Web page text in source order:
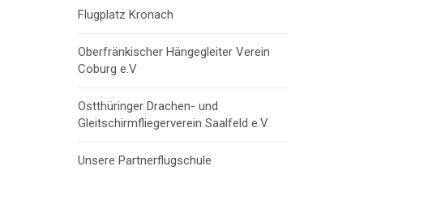
Flugplatz Kronach
Oberfränkischer Hängegleiter Verein
Coburg e.V
Ostthüringer Drachen- und
Gleitschirmfliegerverein Saalfeld e.V.
Unsere Partnerflugschule